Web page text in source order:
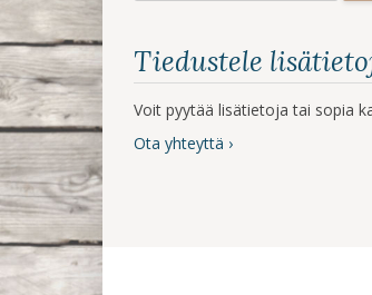
Tiedustele
Voit pyytää lisätietoja tai sopia
Ota yhteyttä ›